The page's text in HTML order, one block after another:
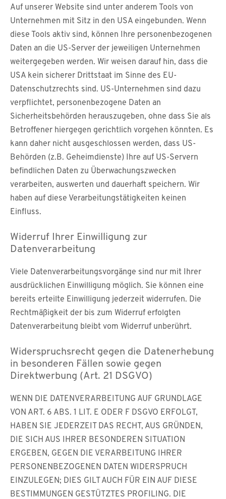
Auf unserer Website sind unter anderem Tools von
Unternehmen mit Sitz in den USA eingebunden. Wenn
diese Tools aktiv sind, können Ihre personenbezogenen
Daten an die US-Server der jeweiligen Unternehmen
weitergegeben werden. Wir weisen darauf hin, dass die
USA kein sicherer Drittstaat im Sinne des EU-
Datenschutzrechts sind. US-Unternehmen sind dazu
verpflichtet, personenbezogene Daten an
Sicherheitsbehörden herauszugeben, ohne dass Sie als
Betroffener hiergegen gerichtlich vorgehen könnten. Es
kann daher nicht ausgeschlossen werden, dass US-
Behörden (z.B. Geheimdienste) Ihre auf US-Servern
befindlichen Daten zu Überwachungszwecken
verarbeiten, auswerten und dauerhaft speichern. Wir
haben auf diese Verarbeitungstätigkeiten keinen
Einfluss.
Widerruf Ihrer Einwilligung zur
Datenverarbeitung
Viele Datenverarbeitungsvorgänge sind nur mit Ihrer
ausdrücklichen Einwilligung möglich. Sie können eine
bereits erteilte Einwilligung jederzeit widerrufen. Die
Rechtmäßigkeit der bis zum Widerruf erfolgten
Datenverarbeitung bleibt vom Widerruf unberührt.
Widerspruchsrecht gegen die Datenerhebung
in besonderen Fällen sowie gegen
Direktwerbung (Art. 21 DSGVO)
WENN DIE DATENVERARBEITUNG AUF GRUNDLAGE
VON ART. 6 ABS. 1 LIT. E ODER F DSGVO ERFOLGT,
HABEN SIE JEDERZEIT DAS RECHT, AUS GRÜNDEN,
DIE SICH AUS IHRER BESONDEREN SITUATION
ERGEBEN, GEGEN DIE VERARBEITUNG IHRER
PERSONENBEZOGENEN DATEN WIDERSPRUCH
EINZULEGEN; DIES GILT AUCH FÜR EIN AUF DIESE
BESTIMMUNGEN GESTÜTZTES PROFILING. DIE